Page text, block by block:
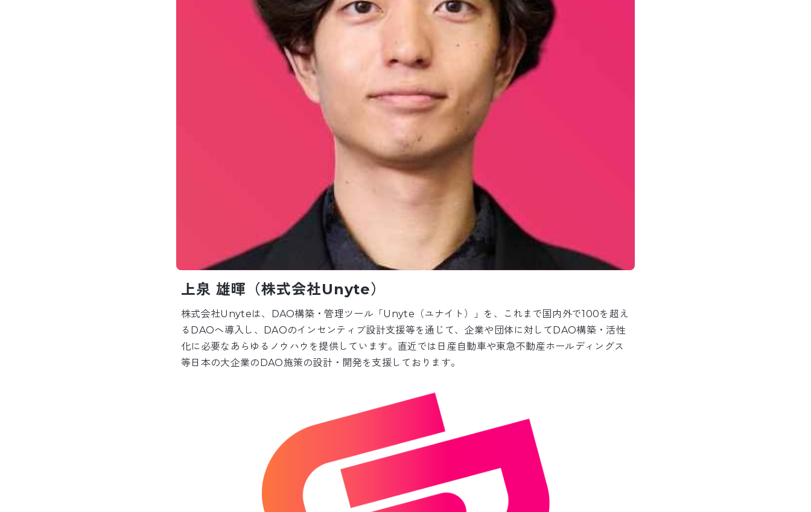
上泉 雄暉（株式会社Unyte）
株式会社Unyteは、DAO構築・管理ツール「Unyte（ユナイト）」を、これまで国内外で100を超え
るDAOへ導入し、DAOのインセンティブ設計支援等を通じて、企業や団体に対してDAO構築・活性
化に必要なあらゆるノウハウを提供しています。直近では日産自動車や東急不動産ホールディングス
等日本の大企業のDAO施策の設計・開発を支援しております。